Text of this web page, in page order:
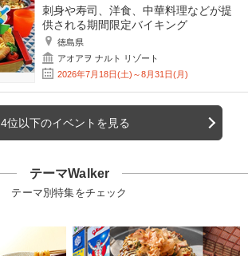
刺身や寿司、洋食、中華料理などが提
供される期間限定バイキング
徳島県
アオアヲ ナルト リゾート
2026年7月18日(土)～8月31日(月)
4位以下のイベントを見る
テーマWalker
テーマ別特集をチェック